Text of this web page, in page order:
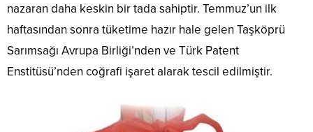
nazaran daha keskin bir tada sahiptir. Temmuz’un ilk
haftasından sonra tüketime hazır hale gelen Taşköprü
Sarımsağı Avrupa Birliği’nden ve Türk Patent
Enstitüsü’nden coğrafi işaret alarak tescil edilmiştir.